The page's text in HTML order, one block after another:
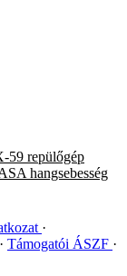
59 repülőgép
hangsebesség
Támogatói ÁSZF